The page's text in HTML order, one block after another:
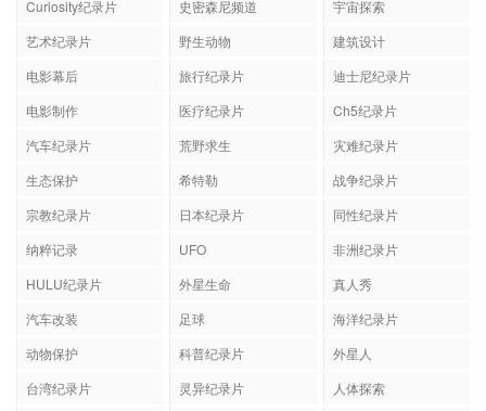
Curiosity纪录片 史密森尼频道
宇宙探索
艺术纪录片
野生动物
建筑设计
电影幕后
旅行纪录片
迪士尼纪录片
电影制作
医疗纪录片
Ch5纪录片
汽车纪录片
荒野求生
灾难纪录片
生态保护
希特勒
战争纪录片
宗教纪录片
日本纪录片
同性纪录片
纳粹记录
UFO
非洲纪录片
HULU纪录片
外星生命
真人秀
汽车改装
足球
海洋纪录片
动物保护
科普纪录片
外星人
台湾纪录片
灵异纪录片
人体探索